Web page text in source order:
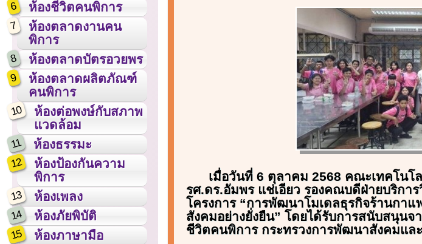
6 ห้องชีวิตคนพิการ
7
ห้องตลาดงานคน
พิการ
8 ห้องตลาดบัตรอวยพร
9
ห้องตลาดผลิตภัณฑ์
คนพิการ
10
ห้องต่อพงษ์กับสภาพ
แวดล้อม
11 ห้องธรรมะ
12
ห้องป้องกันความ
พิการ
13 ห้องเพลง
14 ห้องภัยพิบัติ
15 ห้องภาษามือ
เมื่อวันที่ 6 ตุลาคม 2568 คณะเทคโน
รศ.ดร.อัมพร แช่เอียว รองคณบดีฝ่ายบริกา
โครงการ “การพัฒนาโมเดลธุรกิจร้านกา
สังคมอย่างยั่งยืน” โดยได้รับการสนับสนุน
ชีวิตคนพิการ กระทรวงการพัฒนาสังคมแล